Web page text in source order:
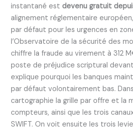
instantané estdevenu gratuit
alignement réglementaire
par défaut pour les urgences en
l’Observatoire de la sécurité des
chiffre la fraude au virement à 312
poste de préjudice scriptural
explique pourquoi les banques
par défaut volontairement bas.
cartographie la grille par offre et la
compteurs, ainsi que les trois
SWIFT. On voit ensuite les trois